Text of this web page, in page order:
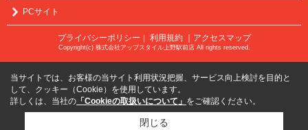
PCサイト
プライバシーポリシー ｜ 利用規約 ｜アクセスマップ
Copyright(c) 株式会社アップスタイル上野駅前店 All rights reserved.
当サイトでは、お客様の当サイト利用状況把握、サービス向上検討を目的と
して、クッキー（Cookie）を使用しています。
詳しくは、当社の 「Cookieの取扱いについて」 をご確認ください。
閉じる